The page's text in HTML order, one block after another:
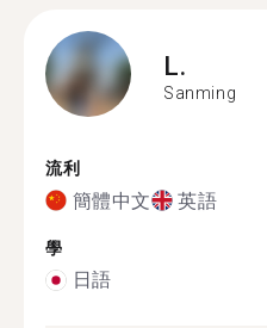
L.
Sanming
流利
簡體中文 英語
學
日語